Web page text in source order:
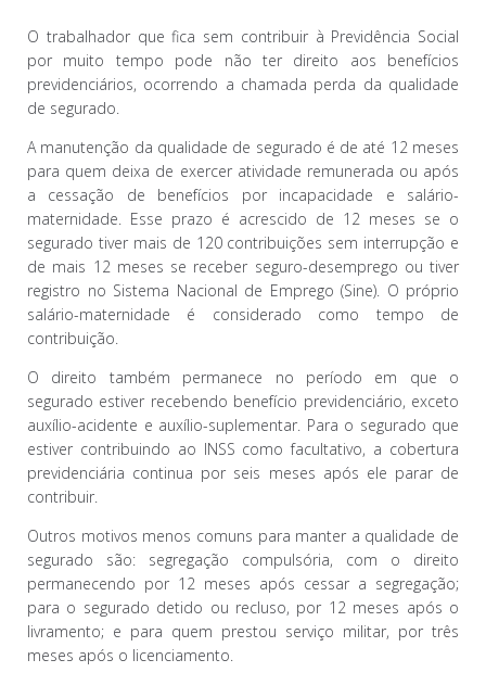
o
o
k
A
p
p
ar
til
h
O trabalhador que fica sem contribuir à Previdência Social
por muito tempo pode não ter direito aos benefícios
previdenciários, ocorrendo a chamada perda da qualidade
de segurado.
A manutenção da qualidade de segurado é de até 12 meses
para quem deixa de exercer atividade remunerada ou após
a cessação de benefícios por incapacidade e salário-
maternidade. Esse prazo é acrescido de 12 meses se o
segurado tiver mais de 120 contribuições sem interrupção e
de mais 12 meses se receber seguro-desemprego ou tiver
registro no Sistema Nacional de Emprego (Sine). O próprio
salário-maternidade é considerado como tempo de
contribuição.
O direito também permanece no período em que o
segurado estiver recebendo benefício previdenciário, exceto
auxílio-acidente e auxílio-suplementar. Para o segurado que
estiver contribuindo ao INSS como facultativo, a cobertura
previdenciária continua por seis meses após ele parar de
contribuir.
Outros motivos menos comuns para manter a qualidade de
segurado são: segregação compulsória, com o direito
permanecendo por 12 meses após cessar a segregação;
para o segurado detido ou recluso, por 12 meses após o
livramento; e para quem prestou serviço militar, por três
meses após o licenciamento.